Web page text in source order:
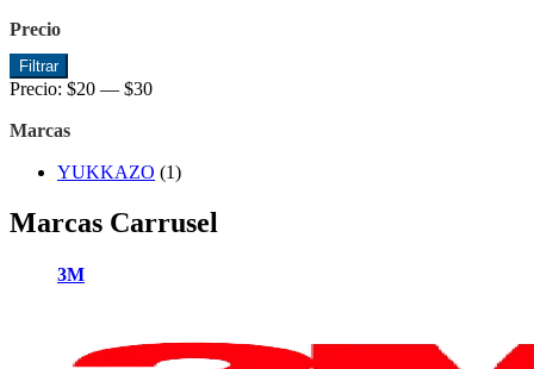
Precio
Precio
mínimo
Precio
máximo
Filtrar
Precio: $20 — $30
Marcas
YUKKAZO (1)
Marcas Carrusel
3M